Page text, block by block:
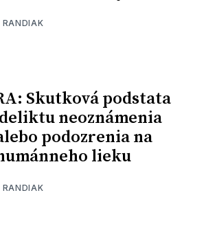
RANDIAK
Skutková podstata
neoznámenia
podozrenia na
lieku
RANDIAK